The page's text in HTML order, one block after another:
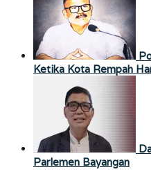
Ketika Kota Rempah
Parlemen Bayangan